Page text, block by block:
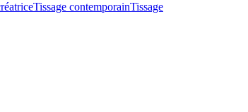
Tissage contemporainTissage